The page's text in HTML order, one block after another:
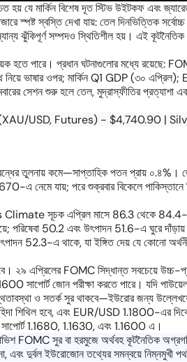
যে মার্কিন বিশেষ দূত স্টিভ উইটকফ এবং
স্পষ্ট স্বস্তি দেখা যায়: তেল দিনভিত্তিক
সম্পদও স্থিতিশীল হয়। এই কূটনৈতিক
হতে পারে। প্রধান ঘটনাগুলোর মধ্যে রয়েছে:
ভাষার ওপর; মার্কিন Q1 GDP (৩০
সেশন শুরু হলে তেল, মুদ্রাস্ফীতির প্রত্যাশা
USD, Futures) - $4,740.90 |
তুলনায় কমে—সাপ্তাহিক পতন প্রায় ০.৪%।
এ নেমে যায়; পরে শুক্রবার বিকেলে
Climate সূচক এপ্রিল মাসে 86.3 থেকে 84.4-
50.2 এবং উৎপাদন 51.6-এ ঘুরে দাঁড়ায়।
52.3-এ থাকে, যা ইঙ্গিত দেয় যে কোনো
২৯ এপ্রিলের FOMC সিদ্ধান্ত সবচেয়ে উচ্চ-
সাপোর্ট জোন পরীক্ষা করতে পারে। যদি
ও সতর্ক সুর থাকবে—ইউরোর জন্য
শিথিল হবে, এবং EUR/USD 1.1800-এর
সাপোর্ট 1.1680, 1.1630, এবং 1.1600 এ।
FOMC সুর বা হরমুজে অর্থবহ কূটনৈতিক
এবং দুর্বল ইউরোজোন তথ্যের সমন্বয়ে নিম্নমুখী